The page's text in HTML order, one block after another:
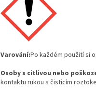
Varování:Po každém použití si
Osoby s citlivou nebo
kontaktu rukou s čisticím